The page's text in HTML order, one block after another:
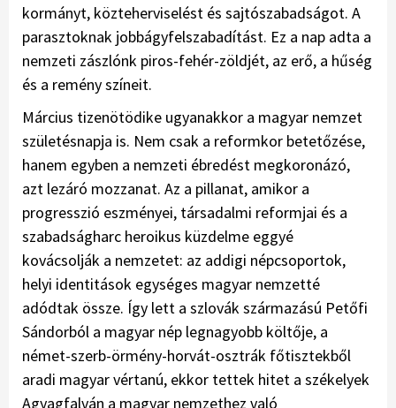
kormányt, közteherviselést és sajtószabadságot. A
parasztoknak jobbágyfelszabadítást. Ez a nap adta a
nemzeti zászlónk piros-fehér-zöldjét, az erő, a hűség
és a remény színeit.
Március tizenötödike ugyanakkor a magyar nemzet
születésnapja is. Nem csak a reformkor betetőzése,
hanem egyben a nemzeti ébredést megkoronázó,
azt lezáró mozzanat. Az a pillanat, amikor a
progresszió eszményei, társadalmi reformjai és a
szabadságharc heroikus küzdelme eggyé
kovácsolják a nemzetet: az addigi népcsoportok,
helyi identitások egységes magyar nemzetté
adódtak össze. Így lett a szlovák származású Petőfi
Sándorból a magyar nép legnagyobb költője, a
német-szerb-örmény-horvát-osztrák főtisztekből
aradi magyar vértanú, ekkor tettek hitet a székelyek
Agyagfalván a magyar nemzethez való